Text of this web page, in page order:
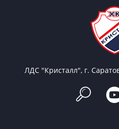
ЛДС "Кристалл", г.